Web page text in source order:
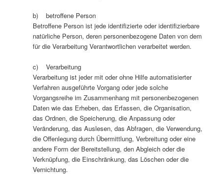
b) betroffene Person
Betroffene Person ist jede identifizierte oder identifizierbare
natürliche Person, deren personenbezogene Daten von dem
für die Verarbeitung Verantwortlichen verarbeitet werden.
c) Verarbeitung
Verarbeitung ist jeder mit oder ohne Hilfe automatisierter
Verfahren ausgeführte Vorgang oder jede solche
Vorgangsreihe im Zusammenhang mit personenbezogenen
Daten wie das Erheben, das Erfassen, die Organisation,
das Ordnen, die Speicherung, die Anpassung oder
Veränderung, das Auslesen, das Abfragen, die Verwendung,
die Offenlegung durch Übermittlung, Verbreitung oder eine
andere Form der Bereitstellung, den Abgleich oder die
Verknüpfung, die Einschränkung, das Löschen oder die
Vernichtung.